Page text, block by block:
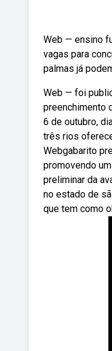
Web — ensino
vagas para
palmas já
Web — foi
preenchimento
6 de outubro,
três rios
Webgabarito
promovendo
preliminar da
no estado de
que tem como